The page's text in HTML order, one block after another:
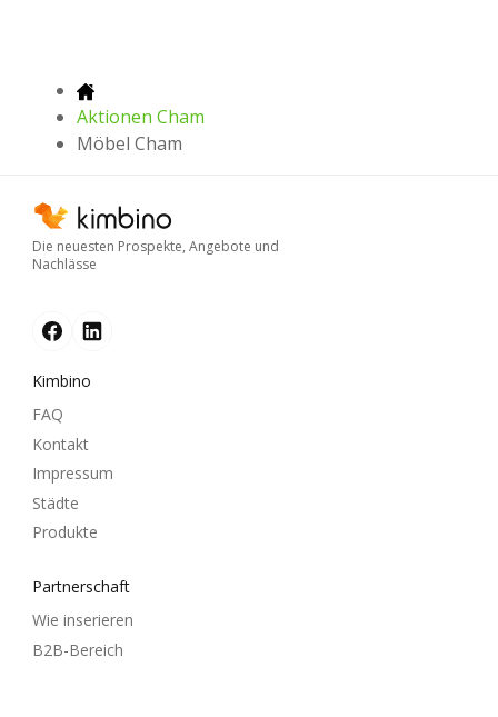
Aktionen Cham
Möbel Cham
Die neuesten Prospekte, Angebote und
Nachlässe
Kimbino
FAQ
Kontakt
Impressum
Städte
Produkte
Partnerschaft
Wie inserieren
B2B-Bereich